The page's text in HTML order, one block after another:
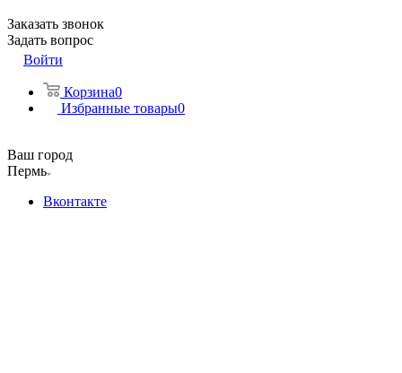
Заказать звонок
Задать вопрос
Войти
Корзина0
Избранные товары0
Ваш город
Пермь
Вконтакте